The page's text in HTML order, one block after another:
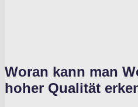
Woran kann man
hoher Qualität